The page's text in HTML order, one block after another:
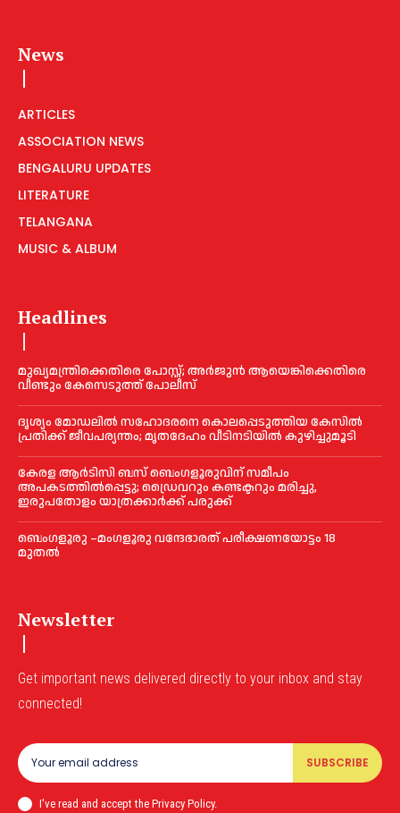
News
ARTICLES
ASSOCIATION NEWS
BENGALURU UPDATES
LITERATURE
TELANGANA
MUSIC & ALBUM
Headlines
മുഖ്യമന്ത്രിക്കെതിരെ പോസ്റ്റ്; അര്‍ജുൻ ആയെങ്കിക്കെതിരെ
വീണ്ടും കേസെടുത്ത് പോലീസ്
ദൃശ്യം മോഡലിൽ സഹോദരനെ കൊലപ്പെടുത്തിയ കേസിൽ
പ്രതിക്ക് ജീവപര്യന്തം; മൃതദേഹം വീടിനടിയിൽ കുഴിച്ചുമൂടി
കേരള ആർടിസി ബസ് ബെംഗളൂരുവിന് സമീപം
അപകടത്തിൽപ്പെട്ടു; ഡ്രൈവറും കണ്ടക്ടറും മരിച്ചു,
ഇരുപതോളം യാത്രക്കാർക്ക് പരുക്ക്
ബെംഗളൂരു –മംഗളൂരു വന്ദേഭാരത് പരീക്ഷണയോട്ടം 18
മുതൽ
Newsletter
Get important news delivered directly to your inbox and stay
connected!
SUBSCRIBE
I've read and accept the Privacy Policy.